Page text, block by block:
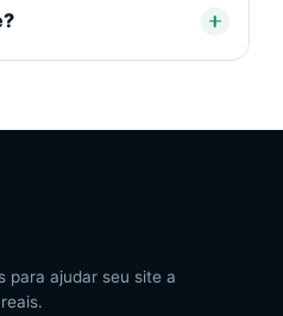
para ajudar seu site a